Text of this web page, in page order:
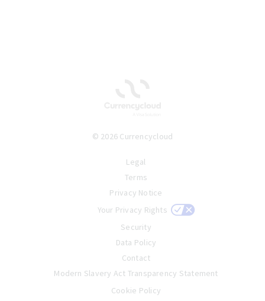
© 2026 Currencycloud
Legal
Terms
Privacy Notice
Your Privacy Rights
Security
Data Policy
Contact
Modern Slavery Act Transparency Statement
Cookie Policy